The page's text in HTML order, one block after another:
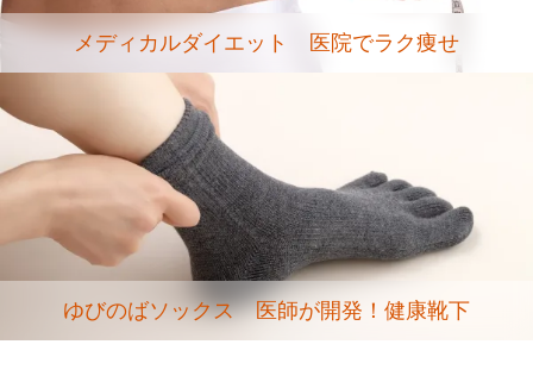
メディカルダイエット 医院でラク痩せ
ゆびのばソックス 医師が開発！健康靴下